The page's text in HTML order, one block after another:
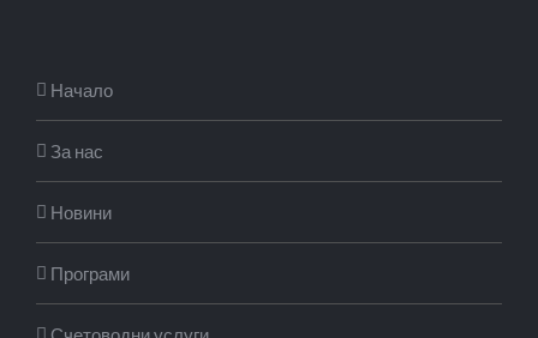
Начало
За нас
Новини
Програми